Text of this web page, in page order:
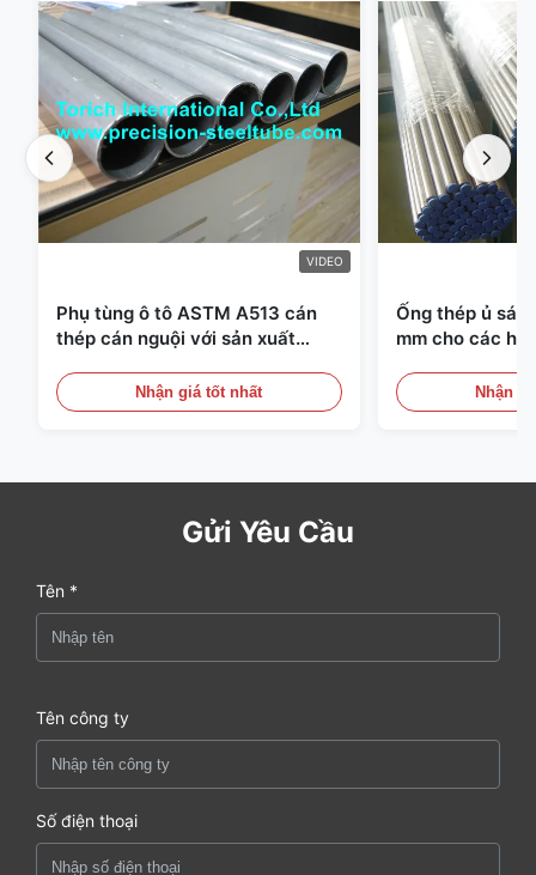
VIDEO
Phụ tùng ô tô ASTM A513 cán
thép cán nguội với sản xuất
Nhận giá tốt nhất
Ống thép ủ
mm cho các
Nhận
Gửi Yêu Cầu
Tên *
Tên công ty
Số điện thoại